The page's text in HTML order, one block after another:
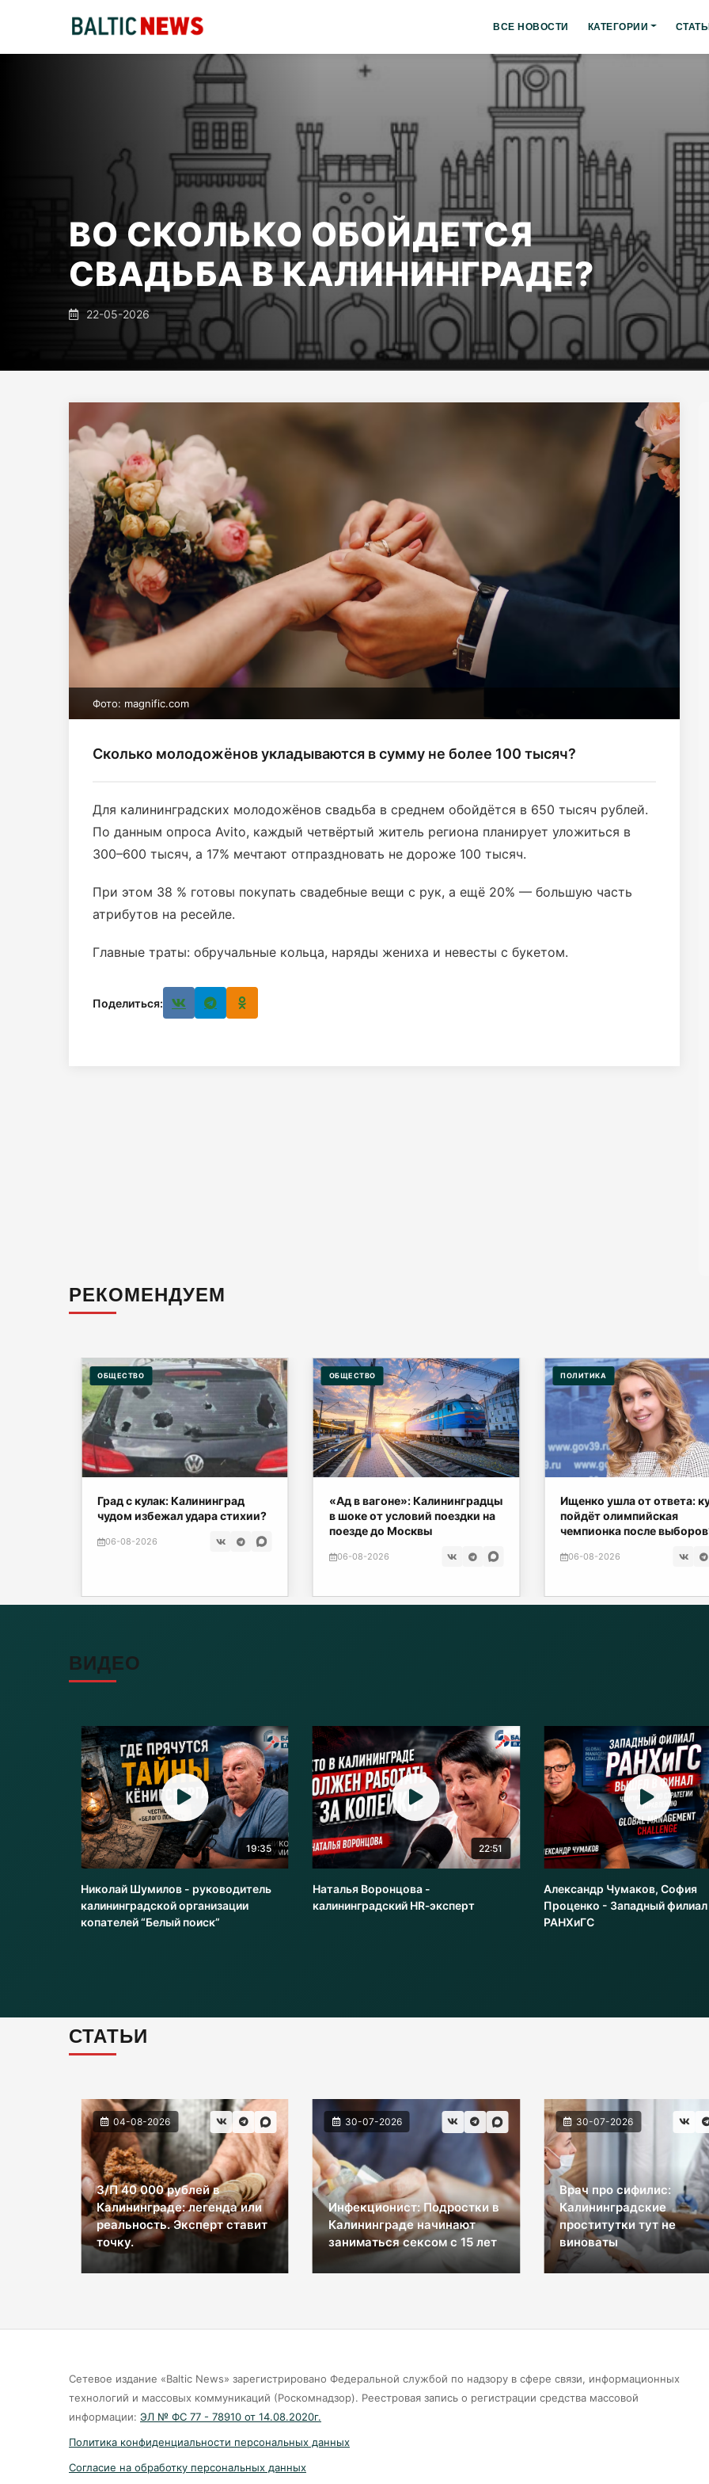
ВСЕ НОВОСТИ КАТЕГОРИИ
ВО СКОЛЬКО ОБОЙДЕТСЯ
СВАДЬБА В КАЛИНИНГРАДЕ?
22-05-2026
Фото: magnific.com
Сколько молодожёнов укладываются в сумму не более 100 тысяч?
Для калининградских молодожёнов свадьба в среднем обойдётся в 650 тысяч рублей.
По данным опроса Avito, каждый четвёртый житель региона планирует уложиться в
300–600 тысяч, а 17% мечтают отпраздновать не дороже 100 тысяч.
При этом 38 % готовы покупать свадебные вещи с рук, а ещё 20% — большую часть
атрибутов на ресейле.
Главные траты: обручальные кольца, наряды жениха и невесты с букетом.
Поделиться:
РЕКОМЕНДУЕМ
ОБЩЕСТВО
Град с кулак: Калининград
чудом избежал удара стихии?
06-08-2026
ОБЩЕСТВО
«Ад в вагоне»: Калининградцы
в шоке от условий поездки на
поезде до Москвы
06-08-2026
ПОЛИТИКА
Ищенко ушла от ответа:
пойдёт олимпийская
чемпионка после
06-08-2026
ВИДЕО
19:35
Николай Шумилов - руководитель
калининградской организации
копателей “Белый поиск”
22:51
Наталья Воронцова -
калининградский HR‑эксперт
Александр Чумаков, София
Проценко - Западный филиал
РАНХиГС
СТАТЬИ
04-08-2026
З/П 40 000 рублей в
Калининграде: легенда или
реальность. Эксперт ставит
точку.
30-07-2026
Инфекционист: Подростки в
Калининграде начинают
заниматься сексом с 15 лет
30-07-2026
Врач про сифилис:
Калининградские
проститутки тут не
виноваты
Сетевое издание «Baltic News» зарегистрировано Федеральной службой по надзору в сфере связи, информационных
технологий и массовых коммуникаций (Роскомнадзор). Реестровая запись о регистрации средства массовой
информации: ЭЛ № ФС 77 - 78910 от 14.08.2020г.
Политика конфиденциальности персональных данных
Согласие на обработку персональных данных